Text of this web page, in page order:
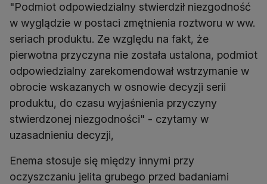
"Podmiot odpowiedzialny stwierdził niezgodność
w wyglądzie w postaci zmętnienia roztworu w ww.
seriach produktu. Ze względu na fakt, że
pierwotna przyczyna nie została ustalona, podmiot
odpowiedzialny zarekomendował wstrzymanie w
obrocie wskazanych w osnowie decyzji serii
produktu, do czasu wyjaśnienia przyczyny
stwierdzonej niezgodności" - czytamy w
uzasadnieniu decyzji,
Enema stosuje się między innymi przy
oczyszczaniu jelita grubego przed badaniami